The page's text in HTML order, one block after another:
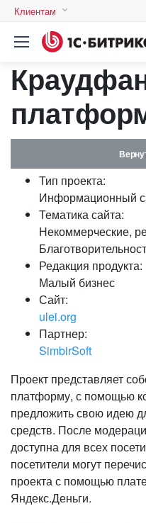
Клиентам
Тип проекта:
Информационный
Тематика сайта:
Некоммерческие,
Редакция продукта:
Малый бизнес
Сайт:
ulei.org
Партнер:
SimbirSoft
Проект представляет
платформу, с помощью
предложить свою идею
средств. После
доступна для всех
посетители могут
проекта с помощью
Яндекс.Деньги.